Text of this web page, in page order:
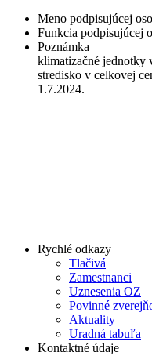
Meno podpisujúcej
Funkcia podpisujúcej
Poznámka
klimatizačné jednotky
stredisko v celkovej
1.7.2024.
Rychlé odkazy
Tlačivá
Zamestnanci
Uznesenia OZ
Povinné
Aktuality
Uradná tabuľa
Kontaktné údaje